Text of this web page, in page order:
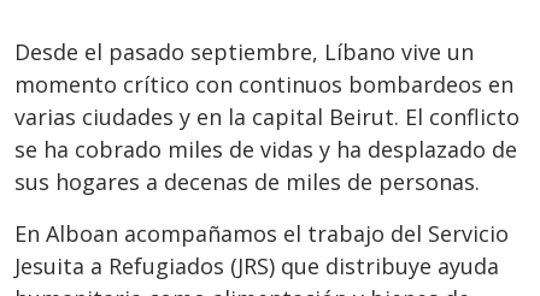
Desde el pasado septiembre, Líbano vive un
momento crítico con continuos bombardeos en
varias ciudades y en la capital Beirut. El conflicto
se ha cobrado miles de vidas y ha desplazado de
sus hogares a decenas de miles de personas.
En Alboan acompañamos el trabajo del Servicio
Jesuita a Refugiados (JRS) que distribuye ayuda